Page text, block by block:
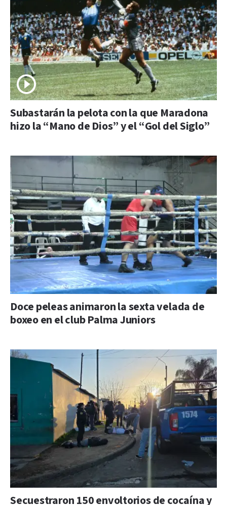
Subastarán la pelota con la que Maradona
hizo la “Mano de Dios” y el “Gol del Siglo”
Doce peleas animaron la sexta velada de
boxeo en el club Palma Juniors
Secuestraron 150 envoltorios de cocaína y